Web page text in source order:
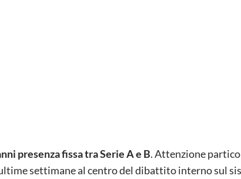
presenza fissa tra Serie A e B. Attenzione
settimane al centro del dibattito interno sul